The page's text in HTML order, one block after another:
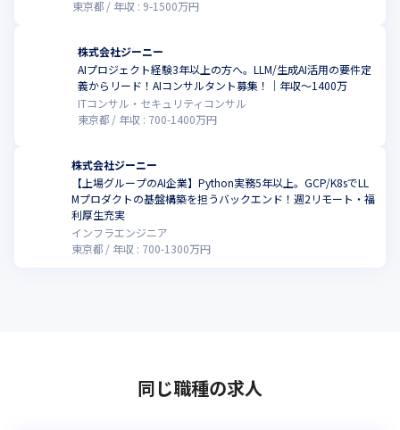
東京都
年収 : 9-1500万円
株式会社ジーニー
AIプロジェクト経験3年以上の方へ。LLM/生成AI活用の要件定
義からリード！AIコンサルタント募集！｜年収〜1400万
ITコンサル・セキュリティコンサル
東京都
年収 : 700-1400万円
株式会社ジーニー
【上場グループのAI企業】Python実務5年以上。GCP/K8sでLL
Mプロダクトの基盤構築を担うバックエンド！週2リモート・福
利厚生充実
インフラエンジニア
東京都
年収 : 700-1300万円
同じ職種の求人